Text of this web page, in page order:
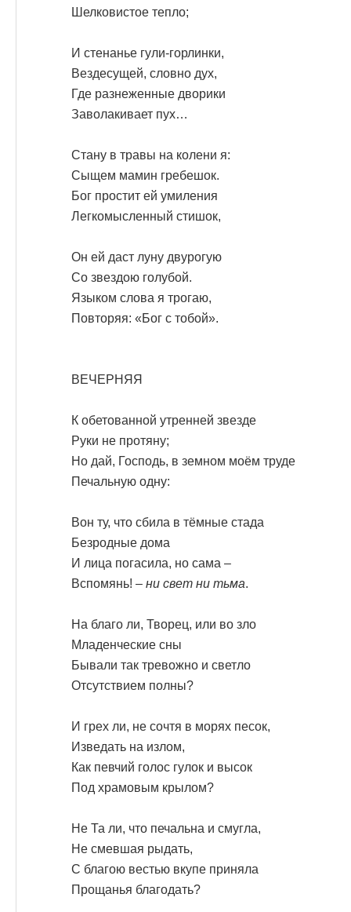
Шелковистое тепло;
И стенанье гули-горлинки,
Вездесущей, словно дух,
Где разнеженные дворики
Заволакивает пух…
Стану в травы на колени я:
Сыщем мамин гребешок.
Бог простит ей умиления
Легкомысленный стишок,
Он ей даст луну двурогую
Со звездою голубой.
Языком слова я трогаю,
Повторяя: «Бог с тобой».
ВЕЧЕРНЯЯ
К обетованной утренней звезде
Руки не протяну;
Но дай, Господь, в земном моём труде
Печальную одну:
Вон ту, что сбила в тёмные стада
Безродные дома
И лица погасила, но сама –
Вспомянь! – ни свет ни тьма.
На благо ли, Творец, или во зло
Младенческие сны
Бывали так тревожно и светло
Отсутствием полны?
И грех ли, не сочтя в морях песок,
Изведать на излом,
Как певчий голос гулок и высок
Под храмовым крылом?
Не Та ли, что печальна и смугла,
Не смевшая рыдать,
С благою вестью вкупе приняла
Прощанья благодать?